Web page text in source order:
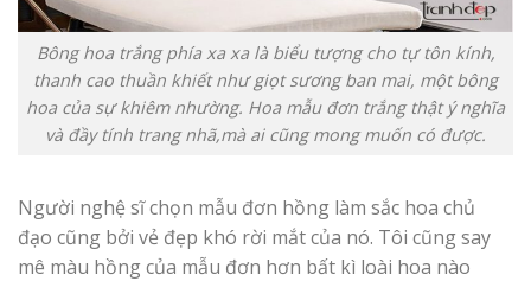
Bông hoa trắng phía xa xa là biểu tượng cho tự tôn kính,
thanh cao thuần khiết như giọt sương ban mai, một bông
hoa của sự khiêm nhường. Hoa mẫu đơn trắng thật ý nghĩa
và đầy tính trang nhã,mà ai cũng mong muốn có được.
Người nghệ sĩ chọn mẫu đơn hồng làm sắc hoa chủ
đạo cũng bởi vẻ đẹp khó rời mắt của nó. Tôi cũng say
mê màu hồng của mẫu đơn hơn bất kì loài hoa nào